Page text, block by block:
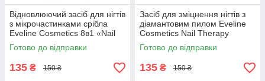
Відновлюючий засіб для нігтів
з мікрочастинками срібла
Eveline Cosmetics 8в1 «Nail
Therapy» 12 мл
Готово до відправки
135 ₴ 150 ₴
Засіб для зміцнення нігтів з
діамантовим пилом Eveline
Cosmetics Nail Therapy
Professional 12 мл
Готово до відправки
135 ₴ 150 ₴